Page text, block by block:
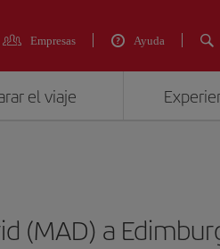
Empresas Ayuda
el viaje
(MAD) a